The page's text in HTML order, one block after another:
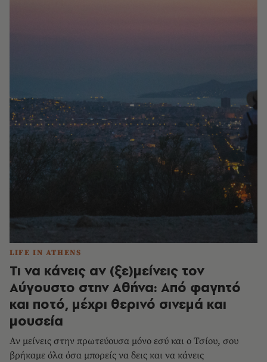
LIFE IN ATHENS
Τι να κάνεις αν (ξε)μείνεις τον
Αύγουστο στην Αθήνα: Από φαγητό
και ποτό, μέχρι θερινό σινεμά και
μουσεία
Αν μείνεις στην πρωτεύουσα μόνο εσύ και ο Τσίου, σου
βρήκαμε όλα όσα μπορείς να δεις και να κάνεις